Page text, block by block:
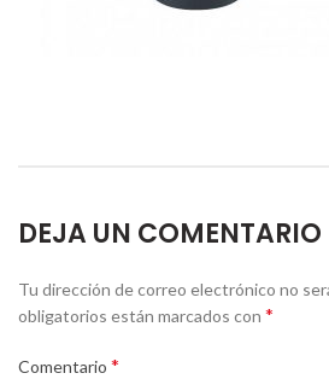
DEJA UN COMENTARIO
Tu dirección de correo electrónico no
obligatorios están marcados con *
Comentario *